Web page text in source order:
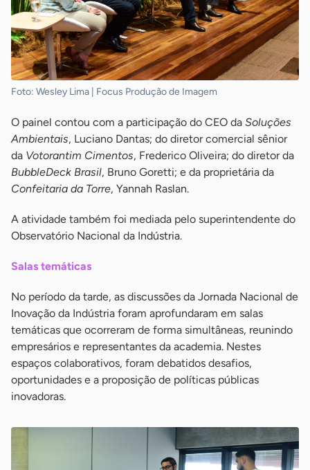
Foto: Wesley Lima | Focus Produção de Imagem
O painel contou com a participação do CEO da Soluções
Ambientais, Luciano Dantas; do diretor comercial sênior
da Votorantim Cimentos, Frederico Oliveira; do diretor da
BubbleDeck Brasil, Bruno Goretti; e da proprietária da
Confeitaria da Torre, Yannah Raslan.
A atividade também foi mediada pelo superintendente do
Observatório Nacional da Indústria.
Salas temáticas
No período da tarde, as discussões da Jornada Nacional de
Inovação da Indústria foram aprofundaram em salas
temáticas que ocorreram de forma simultâneas, reunindo
empresários e representantes da academia. Nestes
espaços colaborativos, foram debatidos desafios,
oportunidades e a proposição de políticas públicas
inovadoras.